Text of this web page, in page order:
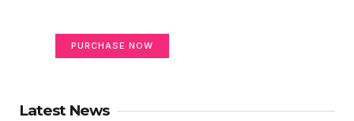
PURCHASE NOW
Latest News